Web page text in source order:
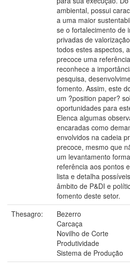
ambiental, possui
a uma maior
se o fortalecimento de
privadas de
todos estes aspectos,
precoce uma
reconhece a
pesquisa,
fomento. Assim, este
um ?position paper?
oportunidades para
Elenca algumas
encaradas como
envolvidos na cadeia
precoce, mesmo que
um levantamento
referência aos pontos
lista e detalha
âmbito de P&DI e
fomento deste setor.
Thesagro:
Bezerro
Carcaça
Novilho de Corte
Produtividade
Sistema de Produção